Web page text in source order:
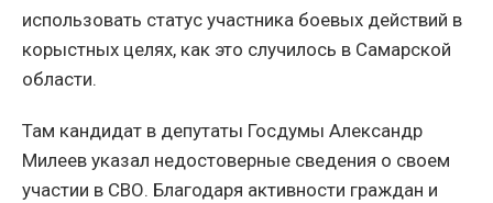
использовать статус участника боевых действий в
корыстных целях, как это случилось в Самарской
области.
Там кандидат в депутаты Госдумы Александр
Милеев указал недостоверные сведения о своем
участии в СВО. Благодаря активности граждан и